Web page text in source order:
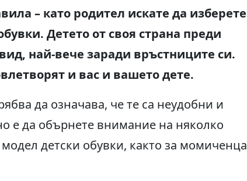
– като родител искате да изберете
Детето от своя страна преди
най-вече заради връстниците си.
и вас и вашето дете.
да означава, че те са неудобни и
е да обърнете внимание на няколко
детски обувки, както за момиченца